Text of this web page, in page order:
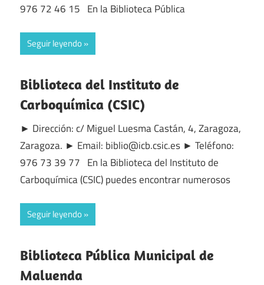
976 72 46 15 En la Biblioteca Pública
Seguir leyendo
Biblioteca del Instituto de
Carboquímica (CSIC)
► Dirección: c/ Miguel Luesma Castán, 4, Zaragoza,
Zaragoza. ► Email: biblio@icb.csic.es ► Teléfono:
976 73 39 77 En la Biblioteca del Instituto de
Carboquímica (CSIC) puedes encontrar numerosos
Seguir leyendo
Biblioteca Pública Municipal de
Maluenda